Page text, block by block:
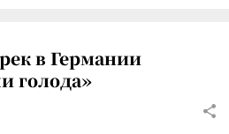
в Германии
голода»